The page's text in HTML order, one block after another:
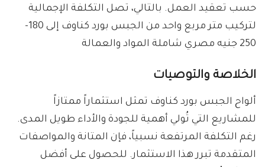
حسب تعقيد العمل. بالتالي، تصل التكلفة الإجمالية
لتركيب متر مربع واحد من الجبس بورد كناوف إلى 180-
250 جنيه مصري شاملة المواد والعمالة
الخلاصة والتوصيات
ألواح الجبس بورد كناوف تمثل استثماراً ممتازاً
للمشاريع التي تُولي أهمية للجودة والأداء طويل المدى.
رغم التكلفة المرتفعة نسبياً، فإن المتانة والمواصفات
المتقدمة تبرر هذا الاستثمار. للحصول على أفضل